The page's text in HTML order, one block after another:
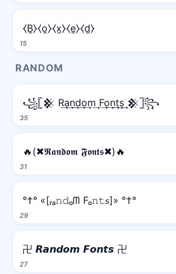
15
⧼B̼⧽⧼o̼⧽⧼x̼⧽⧼e̼⧽⧼d̼⧽
RANDOM
35
꧁𓊈𒆜 R͢a͢n͢d͢o͢m͢ F͢o͢n͢t͢s͢ 𒆜𓊉꧂
31
🔥(✖𝕽𝖆𝖓𝖉𝖔𝖒 𝕱𝖔𝖓𝖙𝖘✖)🔥
29
°†° «[ᵣₐ𝚗𝚍ₒᗰ Fₒ𝚗𝚝𝘴]» °†°
27
卍 𝙍𝙖𝙣𝙙𝙤𝙢 𝙁𝙤𝙣𝙩𝙨 卍